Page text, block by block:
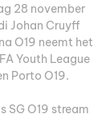
28 november
Johan Cruyff
O19 neemt het
Youth League
Porto O19.
SG O19 stream